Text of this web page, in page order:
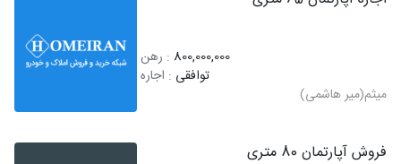
800,000,000 : رهن
توافقی : اجاره
میثم(میر هاشمی)
فروش آپارتمان 80 متری